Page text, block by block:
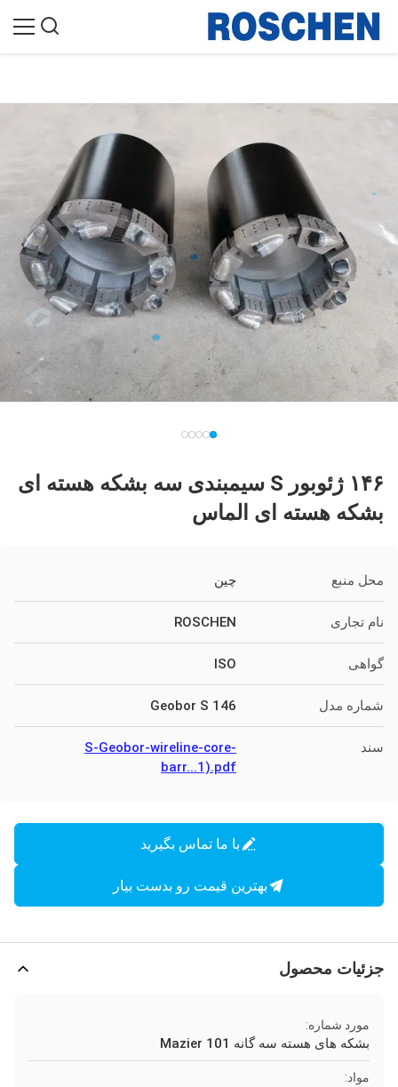
۱۴۶ ژئوبور S سیمبندی سه بشکه هسته ای
بشکه هسته ای الماس
محل منبع چین
نام تجاری ROSCHEN
گواهی ISO
شماره مدل Geobor S 146
سند
S-Geobor-wireline-core-
barr...1).pdf
با ما تماس بگیرید
بهترین قیمت رو بدست بیار
جزئیات محصول
مورد شماره:
بشکه های هسته سه گانه Mazier 101
مواد: